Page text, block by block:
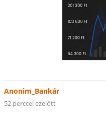
Anonim_Bankár
52 perccel ezelőtt